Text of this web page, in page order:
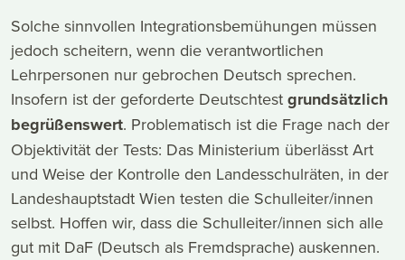
Solche sinnvollen Integrationsbemühungen müssen
jedoch scheitern, wenn die verantwortlichen
Lehrpersonen nur gebrochen Deutsch sprechen.
Insofern ist der geforderte Deutschtest grundsätzlich
begrüßenswert. Problematisch ist die Frage nach der
Objektivität der Tests: Das Ministerium überlässt Art
und Weise der Kontrolle den Landesschulräten, in der
Landeshauptstadt Wien testen die Schulleiter/innen
selbst. Hoffen wir, dass die Schulleiter/innen sich alle
gut mit DaF (Deutsch als Fremdsprache) auskennen.